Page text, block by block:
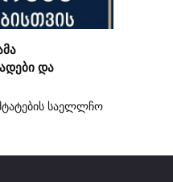
და
საელლჩო